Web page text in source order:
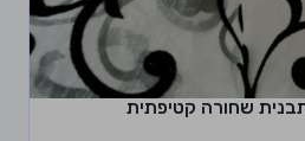
שחורה קטיפתית